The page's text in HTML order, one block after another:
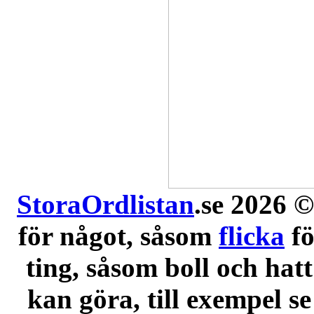
StoraOrdlistan.se 2026
för något, såsom flicka
ting, såsom boll och
kan göra, till exempel